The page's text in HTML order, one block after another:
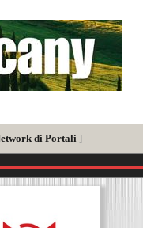
di Portali ]